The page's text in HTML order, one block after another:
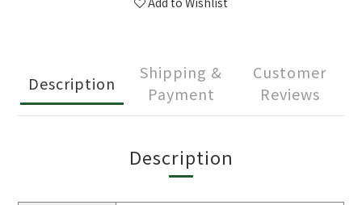
Description
Shipping &
Payment
Customer
Reviews
Description